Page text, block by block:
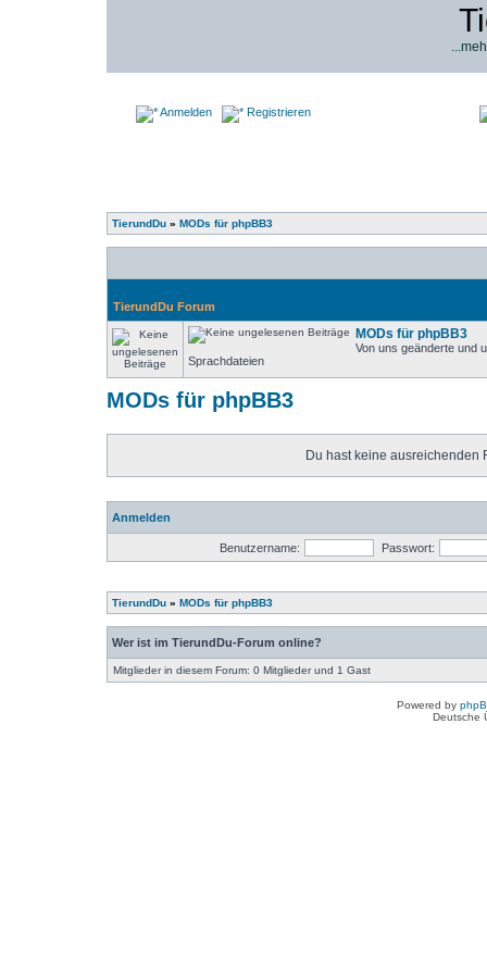
Anmelden Registrieren
TierundDu » MODs für phpBB3
TierundDu Forum
MODs für phpBB3
Von uns geänderte und
Sprachdateien
MODs für phpBB3
Du hast keine ausreichenden
Anmelden
Benutzername: Passwort:
TierundDu » MODs für phpBB3
Wer ist im TierundDu-Forum online?
Mitglieder in diesem Forum: 0 Mitglieder und 1 Gast
Powered by
Deutsche